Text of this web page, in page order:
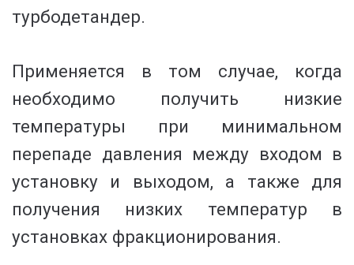
турбодетандер.
Применяется в том случае, когда
необходимо получить низкие
температуры при минимальном
перепаде давления между входом в
установку и выходом, а также для
получения низких температур в
установках фракционирования.